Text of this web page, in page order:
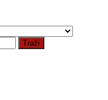
Traži